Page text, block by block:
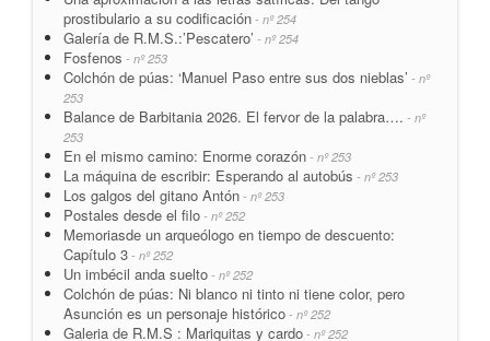
prostibulario a su codificación - nº 254
Galería de R.M.S.:’Pescatero’ - nº 254
Fosfenos - nº 253
Colchón de púas: ‘Manuel Paso entre sus dos nieblas’ - nº
253
Balance de Barbitania 2026. El fervor de la palabra…. - nº
253
En el mismo camino: Enorme corazón - nº 253
La máquina de escribir: Esperando al autobús - nº 253
Los galgos del gitano Antón - nº 253
Postales desde el filo - nº 252
Memoriasde un arqueólogo en tiempo de descuento:
Capítulo 3 - nº 252
Un imbécil anda suelto - nº 252
Colchón de púas: Ni blanco ni tinto ni tiene color, pero
Asunción es un personaje histórico - nº 252
Galeria de R.M.S : Mariquitas y cardo - nº 252